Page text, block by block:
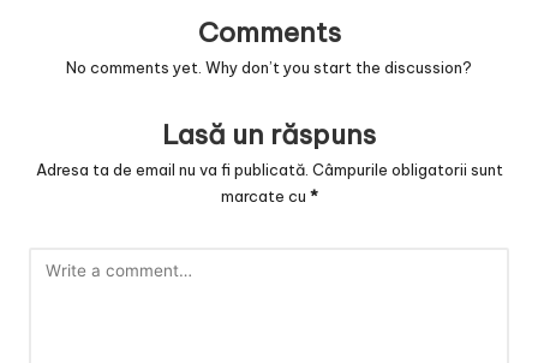
in
Comments
No comments yet. Why don’t you start the discussion?
Lasă un răspuns
Adresa ta de email nu va fi publicată. Câmpurile obligatorii sunt
marcate cu *